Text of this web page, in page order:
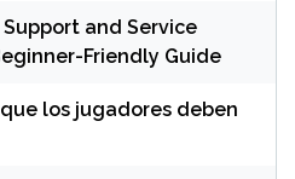
and Service
Friendly Guide
los jugadores deben